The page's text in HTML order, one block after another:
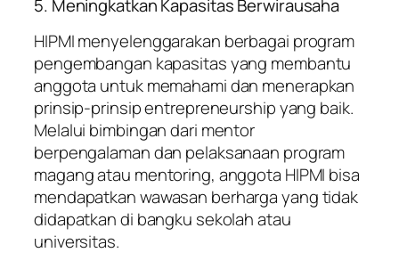
5. Meningkatkan Kapasitas Berwirausaha
HIPMI menyelenggarakan berbagai program
pengembangan kapasitas yang membantu
anggota untuk memahami dan menerapkan
prinsip-prinsip entrepreneurship yang baik.
Melalui bimbingan dari mentor
berpengalaman dan pelaksanaan program
magang atau mentoring, anggota HIPMI bisa
mendapatkan wawasan berharga yang tidak
didapatkan di bangku sekolah atau
universitas.